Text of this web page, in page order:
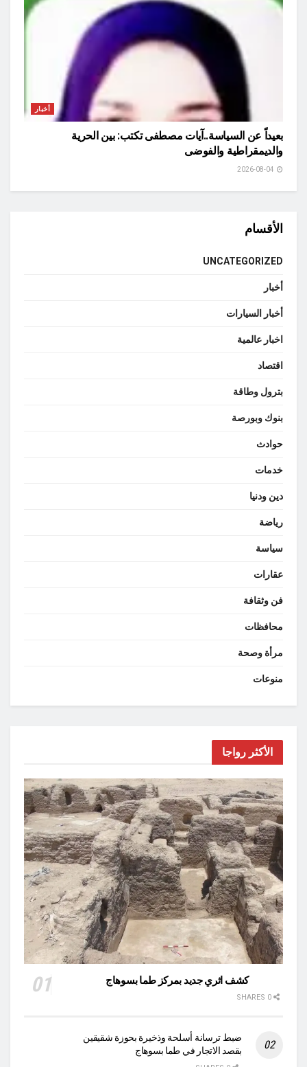
أخبار
بعيداً عن السياسة..آيات مصطفى تكتب: بين الحرية
والديمقراطية والفوضى
الأقسام
UNCATEGORIZED
أخبار
أخبار السيارات
اخبار عالمية
اقتصاد
بترول وطاقة
بنوك وبورصة
حوادث
خدمات
دين ودنيا
رياضة
سياسة
عقارات
فن وثقافة
محافظات
مرأة وصحة
منوعات
الأكثر رواجا
كشف اثري جديد بمركز طما بسوهاج
ضبط ترسانة أسلحة وذخيرة بحوزة شقيقين
بقصد الاتجار في طما بسوهاج